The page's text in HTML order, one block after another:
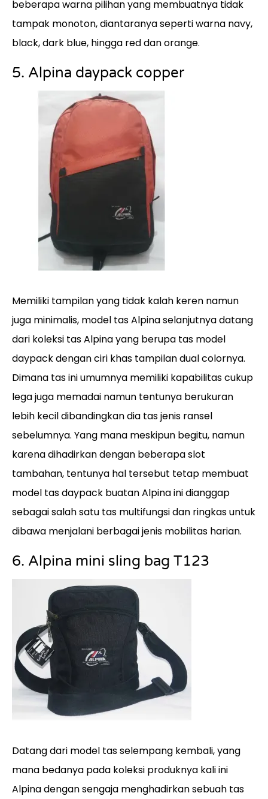
beberapa warna pilihan yang membuatnya tidak
tampak monoton, diantaranya seperti warna navy,
black, dark blue, hingga red dan orange.
5. Alpina daypack copper
Memiliki tampilan yang tidak kalah keren namun
juga minimalis, model tas Alpina selanjutnya datang
dari koleksi tas Alpina yang berupa tas model
daypack dengan ciri khas tampilan dual colornya.
Dimana tas ini umumnya memiliki kapabilitas cukup
lega juga memadai namun tentunya berukuran
lebih kecil dibandingkan dia tas jenis ransel
sebelumnya. Yang mana meskipun begitu, namun
karena dihadirkan dengan beberapa slot
tambahan, tentunya hal tersebut tetap membuat
model tas daypack buatan Alpina ini dianggap
sebagai salah satu tas multifungsi dan ringkas untuk
dibawa menjalani berbagai jenis mobilitas harian.
6. Alpina mini sling bag T123
Datang dari model tas selempang kembali, yang
mana bedanya pada koleksi produknya kali ini
Alpina dengan sengaja menghadirkan sebuah tas